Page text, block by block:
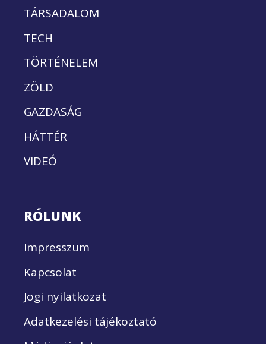
TÁRSADALOM
TECH
TÖRTÉNELEM
ZÖLD
GAZDASÁG
HÁTTÉR
VIDEÓ
RÓLUNK
Impresszum
Kapcsolat
Jogi nyilatkozat
Adatkezelési tájékoztató